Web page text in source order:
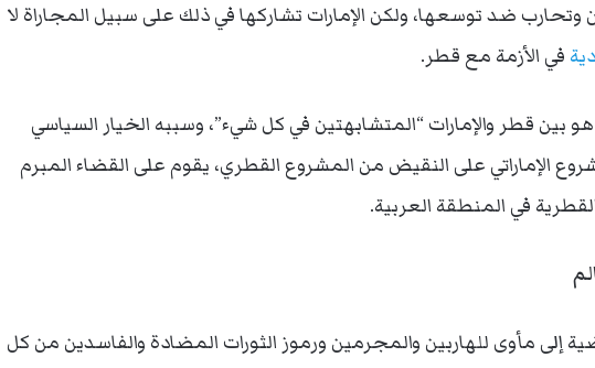
وتحارب ضد توسعها، ولكن الإمارات تشاركها في ذلك على سبيل المجاراة لا
في الأزمة مع قطر.
بين قطر والإمارات “المتشابهتين في كل شيء”، وسببه الخيار السياسي
الإماراتي على النقيض من المشروع القطري، يقوم على القضاء المبرم
في المنطقة العربية.
إلى مأوى للهاربين والمجرمين ورموز الثورات المضادة والفاسدين من كل